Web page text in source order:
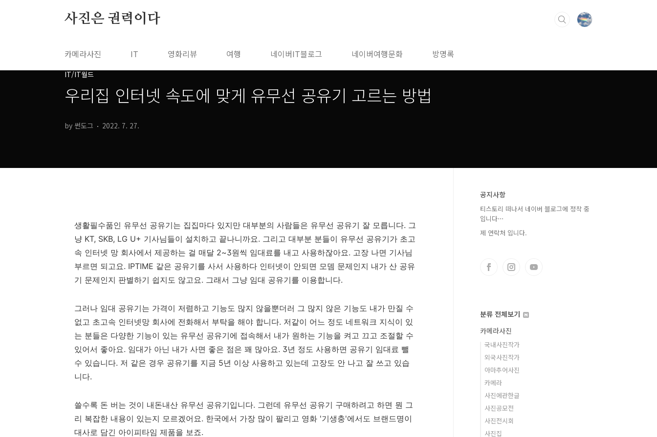
사진은 권력이다
카메라사진 IT 영화리뷰 여행 네이버IT블로그 네이버여행문화 방명록
IT/IT월드
우리집 인터넷 속도에 맞게 유무선 공유기 고르는 방법
by 썬도그 2022. 7. 27.
생활필수품인 유무선 공유기는 집집마다 있지만 대부분의 사람들은 유무선 공유기 잘 모릅니다. 그
냥 KT, SKB, LG U+ 기사님들이 설치하고 끝나니까요. 그리고 대부분 분들이 유무선 공유기가 초고
속 인터넷 망 회사에서 제공하는 걸 매달 2~3원씩 임대료를 내고 사용하잖아요. 고장 나면 기사님
부르면 되고요. IPTIME 같은 공유기를 사서 사용하다 인터넷이 안되면 모뎀 문제인지 내가 산 공유
기 문제인지 판별하기 쉽지도 않고요. 그래서 그냥 임대 공유기를 이용합니다.
그러나 임대 공유기는 가격이 저렴하고 기능도 많지 않을뿐더러 그 많지 않은 기능도 내가 만질 수
없고 초고속 인터넷망 회사에 전화해서 부탁을 해야 합니다. 저같이 어느 정도 네트워크 지식이 있
는 분들은 다양한 기능이 있는 유무선 공유기에 접속해서 내가 원하는 기능을 켜고 끄고 조절할 수
있어서 좋아요. 임대가 아닌 내가 사면 좋은 점은 꽤 많아요. 3년 정도 사용하면 공유기 임대료 뺄
수 있습니다. 저 같은 경우 공유기를 지금 5년 이상 사용하고 있는데 고장도 안 나고 잘 쓰고 있습
니다.
쓸수록 돈 버는 것이 내돈내산 유무선 공유기입니다. 그런데 유무선 공유기 구매하려고 하면 뭔 그
리 복잡한 내용이 있는지 모르겠어요. 한국에서 가장 많이 팔리고 영화 '기생충'에서도 브랜드명이
대사로 담긴 아이피타임 제품을 보죠.
공지사항
티스토리 떠나서 네이버 블로그에 정착 중
입니다⋯
제 연락처 입니다.
분류 전체보기
카메라사진
국내사진작가
외국사진작가
아마추어사진
카메라
사진에관한글
사진공모전
사진전시회
사진집